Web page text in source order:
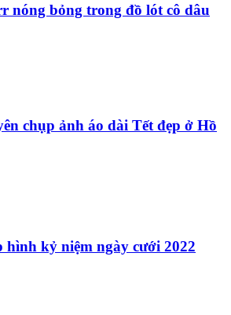
nóng bỏng trong đồ lót cô dâu
chụp ảnh áo dài Tết đẹp ở Hồ
hình kỷ niệm ngày cưới 2022